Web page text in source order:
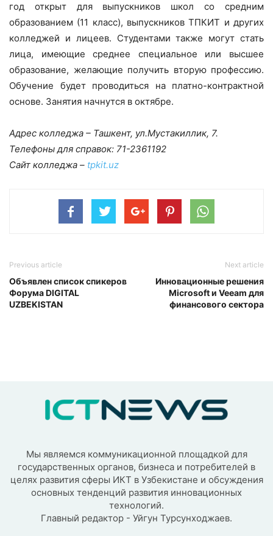
год открыт для выпускников школ со средним
образованием (11 класс), выпускников ТПКИТ и других
колледжей и лицеев. Студентами также могут стать
лица, имеющие среднее специальное или высшее
образование, желающие получить вторую профессию.
Обучение будет проводиться на платно-контрактной
основе. Занятия начнутся в октябре.
Адрес колледжа – Ташкент, ул.Мустакиллик, 7.
Телефоны для справок: 71-2361192
Сайт колледжа – tpkit.uz
Previous article
Объявлен список спикеров
Форума DIGITAL
UZBEKISTAN
Next article
Инновационные решения
Microsoft и Veeam для
финансового сектора
Мы являемся коммуникационной площадкой для
государственных органов, бизнеса и потребителей в
целях развития сферы ИКТ в Узбекистане и обсуждения
основных тенденций развития инновационных
технологий.
Главный редактор - Уйгун Турсунходжаев.